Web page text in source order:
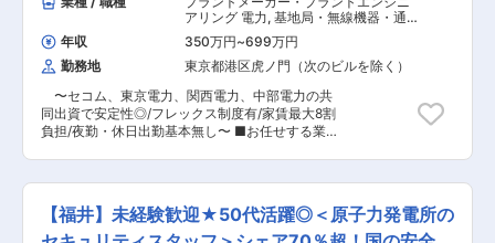
・フルフレックス制度 ・全社平均残業21時間程度
・リモートワーク相談可 ・平均勤続年数20年以
上 ※インフラ企業ならではの安定性と、長く腰を
据えて技術を磨ける環境が整っています。 また、
独身寮・社宅、カフェテリアプランなど福利厚生
も充実しています ＼こんな方におすすめ／ ・施
工管理や設計経験を活かし、より専門性を高めた
い方 ・現場に根差して技術を極めたい方 ・大規
わり」ではなく、設備を守り続ける仕事がしたい
方 変更の範囲：ジョブローテーションに合わせて
く可能性あり
管理、炉心管理業務 ・放射線管理、安全性向上に
関する業務 ※まずは現場理解からスタートし、段
階的に業務領域を広げていきます。 ■ポジション
の魅力 ・日本トップクラスのエネルギー企業でス
ケールの大きな仕事に挑戦 ・再稼働・安全性高度
化・廃炉対応など、社会的意義の高いプロジェク
トに関与 ・現場×技術の両軸でキャリアを築ける
環境 ・若手から裁量の大きい業務にチャレンジ可
能！ ■キャリアイメージ 入社後は現場第一線で
ョブローテーションにより、設計・運転・保守な
ど複数領域の経験も可能です。 ■勤務地について
アリング 電力, 基地局・無線機器・通
信機器 設備施工管理（電気）
年収 350万円~699万円
勤務地
東京都港区虎ノ門（次のビルを除く）
〜セコム、東京電力、関西電力、中部電力の共
同出資で安定性◎/フレックス制度有/家賃最大8割
負担/夜勤・休日出勤基本無し〜 ■お任せする業
事監理、システム、セキュリティネットワークの
仕様検討などをご担当いただきます。 <具体的に
は…> 【保守】日常点検、緊急対応、部品の取
替、機器の試験調整など 【監理】現地の工事監
【福井】未経験歓迎★50代活躍◎＜原子力発電所の